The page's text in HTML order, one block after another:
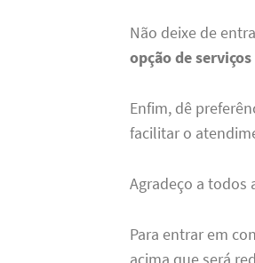
Não deixe de
opção de
Enfim, dê
facilitar o
Agradeço a todos
Para entrar em
acima que será